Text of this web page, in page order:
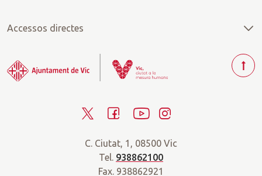
Accessos directes
i
t
c
e
Y
u
t
s
C. Ciutat, 1, 08500 Vic
Tel. 938862100
Fax. 938862921
T